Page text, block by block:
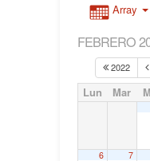
Array
FEBRERO
2022
Lun Mar
6 7